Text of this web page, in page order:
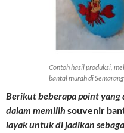
Contoh hasil produksi,
bantal murah di Semarang
Berikut beberapa point
dalam memilih souvenir
layak untuk di jadikan